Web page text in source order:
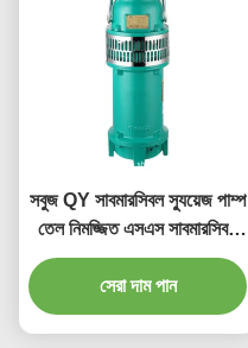
সবুজ QY সাবমারসিবল স্যুয়েজ পাম্প
তেল নিমজ্জিত এসএস সাবমারসিবল
পাম্প
সেরা দাম পান